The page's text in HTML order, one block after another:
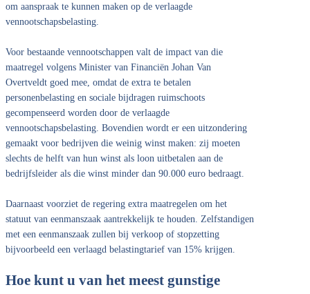
om aanspraak te kunnen maken op de verlaagde
vennootschapsbelasting.
Voor bestaande vennootschappen valt de impact van die
maatregel volgens Minister van Financiën Johan Van
Overtveldt goed mee, omdat de extra te betalen
personenbelasting en sociale bijdragen ruimschoots
gecompenseerd worden door de verlaagde
vennootschapsbelasting. Bovendien wordt er een uitzondering
gemaakt voor bedrijven die weinig winst maken: zij moeten
slechts de helft van hun winst als loon uitbetalen aan de
bedrijfsleider als die winst minder dan 90.000 euro bedraagt.
Daarnaast voorziet de regering extra maatregelen om het
statuut van eenmanszaak aantrekkelijk te houden. Zelfstandigen
met een eenmanszaak zullen bij verkoop of stopzetting
bijvoorbeeld een verlaagd belastingtarief van 15% krijgen.
Hoe kunt u van het meest gunstige